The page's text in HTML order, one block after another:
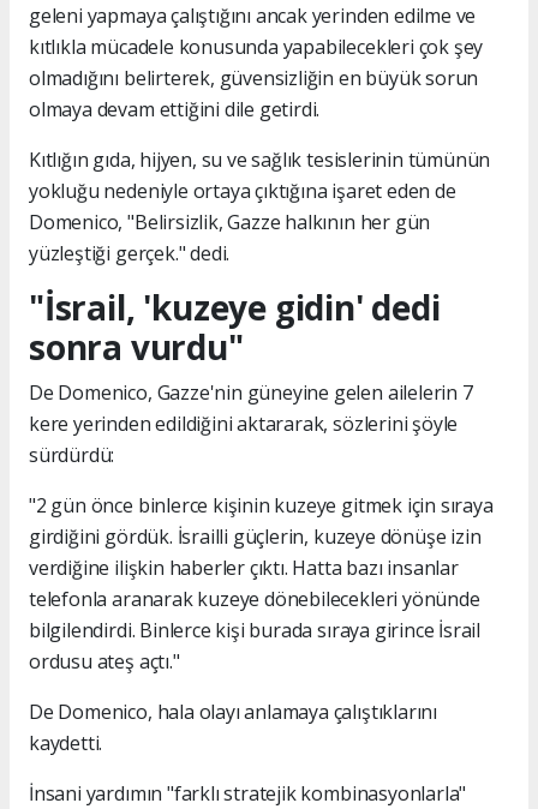
geleni yapmaya çalıştığını ancak yerinden edilme ve
kıtlıkla mücadele konusunda yapabilecekleri çok şey
olmadığını belirterek, güvensizliğin en büyük sorun
olmaya devam ettiğini dile getirdi.
Kıtlığın gıda, hijyen, su ve sağlık tesislerinin tümünün
yokluğu nedeniyle ortaya çıktığına işaret eden de
Domenico, "Belirsizlik, Gazze halkının her gün
yüzleştiği gerçek." dedi.
"İsrail, 'kuzeye gidin' dedi
sonra vurdu"
De Domenico, Gazze'nin güneyine gelen ailelerin 7
kere yerinden edildiğini aktararak, sözlerini şöyle
sürdürdü:
"2 gün önce binlerce kişinin kuzeye gitmek için sıraya
girdiğini gördük. İsrailli güçlerin, kuzeye dönüşe izin
verdiğine ilişkin haberler çıktı. Hatta bazı insanlar
telefonla aranarak kuzeye dönebilecekleri yönünde
bilgilendirdi. Binlerce kişi burada sıraya girince İsrail
ordusu ateş açtı."
De Domenico, hala olayı anlamaya çalıştıklarını
kaydetti.
İnsani yardımın "farklı stratejik kombinasyonlarla"